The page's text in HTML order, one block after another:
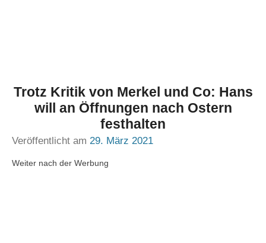
Trotz Kritik von Merkel und Co: Hans
will an Öffnungen nach Ostern
festhalten
Veröffentlicht am 29. März 2021
Weiter nach der Werbung